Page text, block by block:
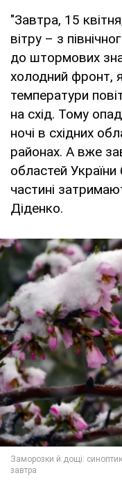
"Завтра, 15
вітру – з
до штормових
холодний фронт,
температури
на схід. Тому
ночі в східних
районах. А вже
областей України
частині
Діденко.